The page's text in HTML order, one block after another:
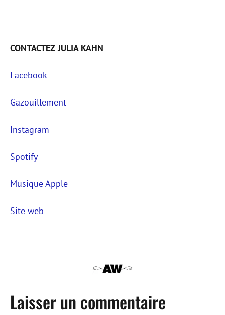
CONTACTEZ JULIA KAHN
Facebook
Gazouillement
Instagram
Spotify
Musique Apple
Site web
Laisser un commentaire